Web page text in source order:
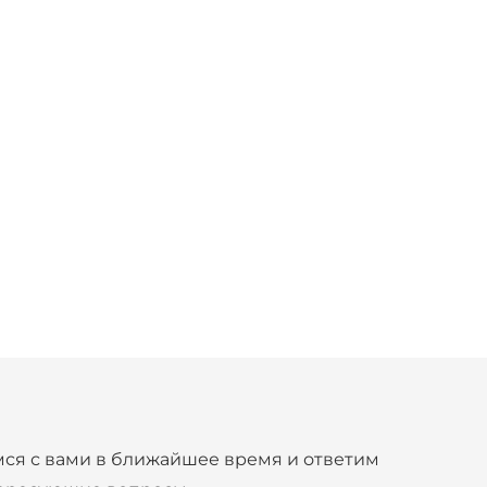
с вами в ближайшее время и ответим